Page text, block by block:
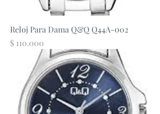
Reloj Para Dama Q&Q Q44A-002
Precio
$ 110.000